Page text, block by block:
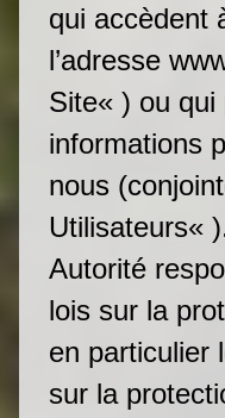
qui accèdent
l’adresse
Site« ) ou
informations
nous
Utilisateurs«
Autorité
lois sur la
en particulier
sur la